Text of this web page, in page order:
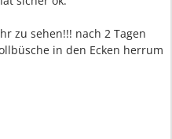
zu sehen!!! nach 2 Tagen
in den Ecken herrum